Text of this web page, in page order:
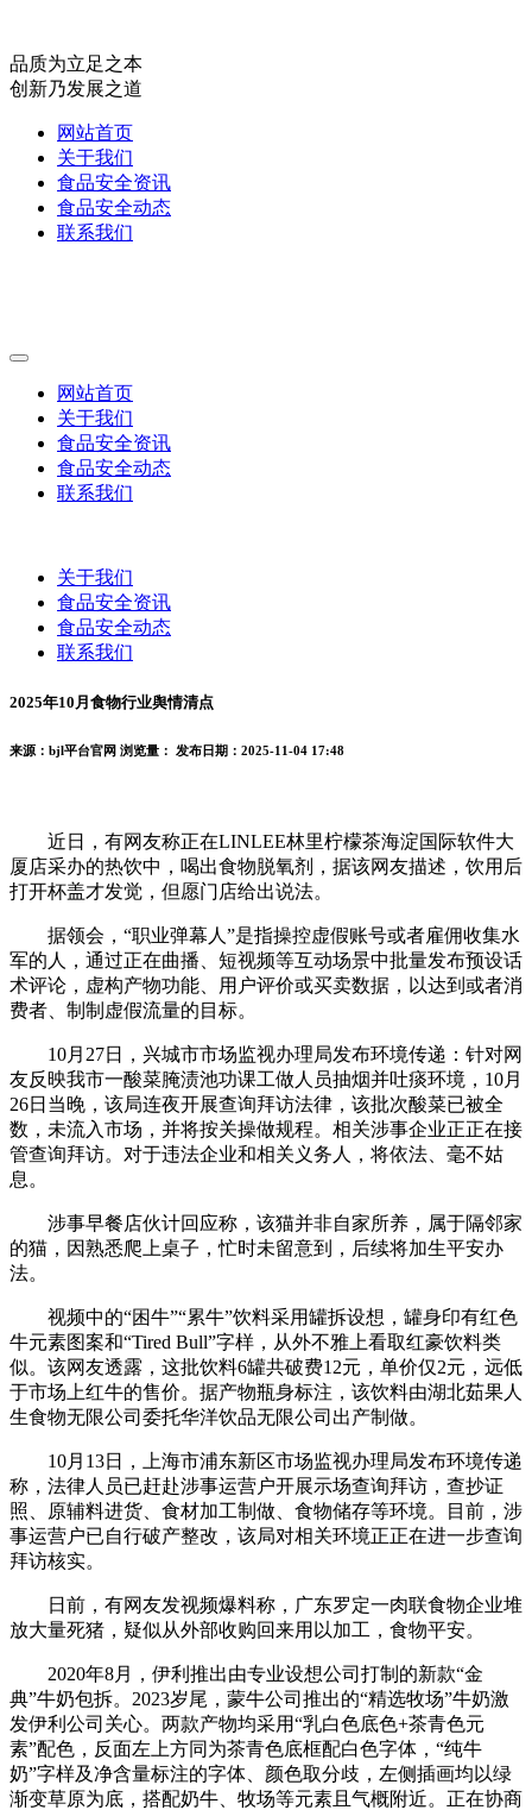
品质为立足之本
创新乃发展之道
网站首页
关于我们
食品安全资讯
食品安全动态
联系我们
网站首页
关于我们
食品安全资讯
食品安全动态
联系我们
关于我们
食品安全资讯
食品安全动态
联系我们
2025年10月食物行业舆情清点
来源：bjl平台官网 浏览量： 发布日期：2025-11-04 17:48
近日，有网友称正在LINLEE林里柠檬茶海淀国际软件大
厦店采办的热饮中，喝出食物脱氧剂，据该网友描述，饮用后
打开杯盖才发觉，但愿门店给出说法。
据领会，“职业弹幕人”是指操控虚假账号或者雇佣收集水
军的人，通过正在曲播、短视频等互动场景中批量发布预设话
术评论，虚构产物功能、用户评价或买卖数据，以达到或者消
费者、制制虚假流量的目标。
10月27日，兴城市市场监视办理局发布环境传递：针对网
友反映我市一酸菜腌渍池功课工做人员抽烟并吐痰环境，10月
26日当晚，该局连夜开展查询拜访法律，该批次酸菜已被全
数，未流入市场，并将按关操做规程。相关涉事企业正正在接
管查询拜访。对于违法企业和相关义务人，将依法、毫不姑
息。
涉事早餐店伙计回应称，该猫并非自家所养，属于隔邻家
的猫，因熟悉爬上桌子，忙时未留意到，后续将加生平安办
法。
视频中的“困牛”“累牛”饮料采用罐拆设想，罐身印有红色
牛元素图案和“Tired Bull”字样，从外不雅上看取红豪饮料类
似。该网友透露，这批饮料6罐共破费12元，单价仅2元，远低
于市场上红牛的售价。据产物瓶身标注，该饮料由湖北茹果人
生食物无限公司委托华洋饮品无限公司出产制做。
10月13日，上海市浦东新区市场监视办理局发布环境传递
称，法律人员已赶赴涉事运营户开展示场查询拜访，查抄证
照、原辅料进货、食材加工制做、食物储存等环境。目前，涉
事运营户已自行破产整改，该局对相关环境正正在进一步查询
拜访核实。
日前，有网友发视频爆料称，广东罗定一肉联食物企业堆
放大量死猪，疑似从外部收购回来用以加工，食物平安。
2020年8月，伊利推出由专业设想公司打制的新款“金
典”牛奶包拆。2023岁尾，蒙牛公司推出的“精选牧场”牛奶激
发伊利公司关心。两款产物均采用“乳白色底色+茶青色元
素”配色，反面左上方同为茶青色底框配白色字体，“纯牛
奶”字样及净含量标注的字体、颜色取分歧，左侧插画均以绿
渐变草原为底，搭配奶牛、牧场等元素且气概附近。正在协商